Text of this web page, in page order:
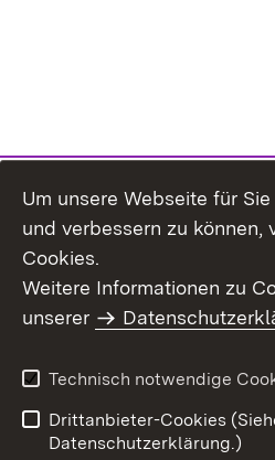
Um unsere Webseite für
und verbessern zu können,
Cookies.
Weitere Informationen zu
unserer
Technisch notwendige
Drittanbieter-Cookies
Datenschutzerklärung.)